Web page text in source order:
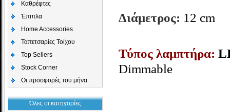
Καθρέφτες
Έπιπλα
Home Accessories
Ταπετσαρίες Τοίχου
Top Sellers
Stock Corner
Οι προσφορές του μήνα
Όλες οι κατηγορίες
Διάμετρος: 12 cm
Τύπος λαμπτήρα:
Dimmable